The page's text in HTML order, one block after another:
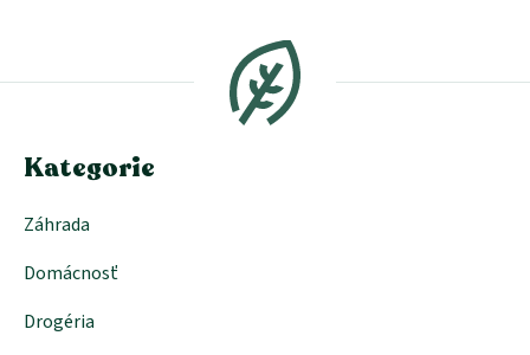
ä
Kategorie
Záhrada
Domácnosť
Drogéria